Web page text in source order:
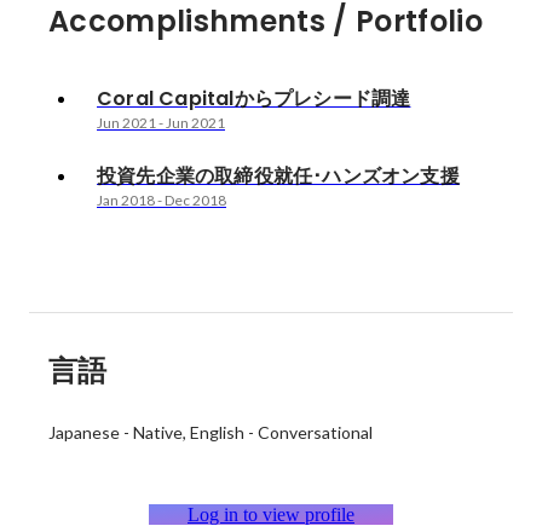
Accomplishments / Portfolio
Coral Capitalからプレシード調達
Jun 2021 - Jun 2021
投資先企業の取締役就任･ハンズオン支援
Jan 2018- Dec 2018
言語
Japanese - Native English - Conversational
Log in to view profile